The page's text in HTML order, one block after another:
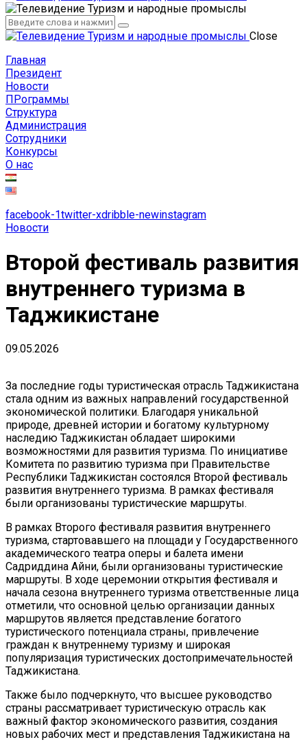
Администрация
Сотрудники
Close
Главная
Президент
Новости
ПРограммы
Структура
Администрация
Сотрудники
Конкурсы
О нас
facebook-1twitter-xdribble-newinstagram
Новости
Второй фестиваль развития
внутреннего туризма в
Таджикистане
09.05.2026
За последние годы туристическая отрасль Таджикистана
стала одним из важных направлений государственной
экономической политики. Благодаря уникальной
природе, древней истории и богатому культурному
наследию Таджикистан обладает широкими
возможностями для развития туризма. По инициативе
Комитета по развитию туризма при Правительстве
Республики Таджикистан состоялся Второй фестиваль
развития внутреннего туризма. В рамках фестиваля
были организованы туристические маршруты.
В рамках Второго фестиваля развития внутреннего
туризма, стартовавшего на площади у Государственного
академического театра оперы и балета имени
Садриддина Айни, были организованы туристические
маршруты. В ходе церемонии открытия фестиваля и
начала сезона внутреннего туризма ответственные лица
отметили, что основной целью организации данных
маршрутов является представление богатого
туристического потенциала страны, привлечение
граждан к внутреннему туризму и широкая
популяризация туристических достопримечательностей
Таджикистана.
Также было подчеркнуто, что высшее руководство
страны рассматривает туристическую отрасль как
важный фактор экономического развития, создания
новых рабочих мест и представления Таджикистана на